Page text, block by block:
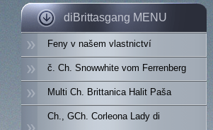
diBrittasgang MENU
Feny v našem vlastnictví
č. Ch. Snowwhite vom Ferrenberg
Multi Ch. Brittanica Halit Paša
Ch., GCh. Corleona Lady di